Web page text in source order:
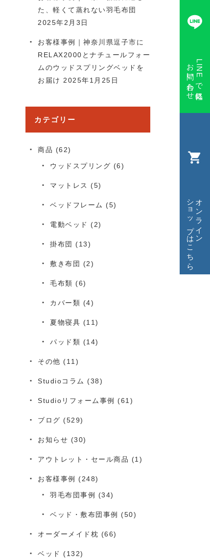
た、軽くて蒸れない羽毛布団
2025年2月3日
お客様事例｜神奈川県逗子市に
RELAX2000とナチュールフォー
ムのウッドスプリングベッドを
お届け 2025年1月25日
カテゴリー
商品 (62)
ウッドスプリング (6)
マットレス (5)
ベッドフレーム (5)
電動ベッド (2)
掛布団 (13)
敷き布団 (2)
毛布類 (6)
カバー類 (4)
夏物寝具 (11)
パッド類 (14)
その他 (11)
Studioコラム (38)
Studioリフォーム事例 (61)
ブログ (529)
お知らせ (30)
アウトレット・セール商品 (1)
お客様事例 (248)
羽毛布団事例 (34)
ベッド・敷布団事例 (50)
オーダーメイド枕 (66)
ベッド (132)
LINEで気軽に
お問い合わせ
オンライン
ショップはこちら